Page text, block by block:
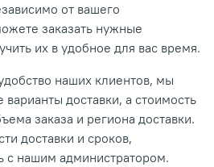
от вашего
заказать нужные
их в удобное для вас время.
наших клиентов, мы
доставки, а стоимость
заказа и региона доставки.
доставки и сроков,
с нашим администратором.